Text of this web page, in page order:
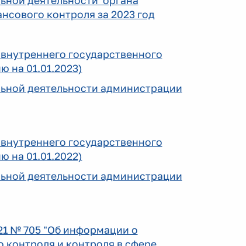
контроля за 2023 год
внутреннего государственного
на 01.01.2023)
деятельности администрации
государственного
на 01.01.2022)
деятельности администрации
№ 705 "Об информации о